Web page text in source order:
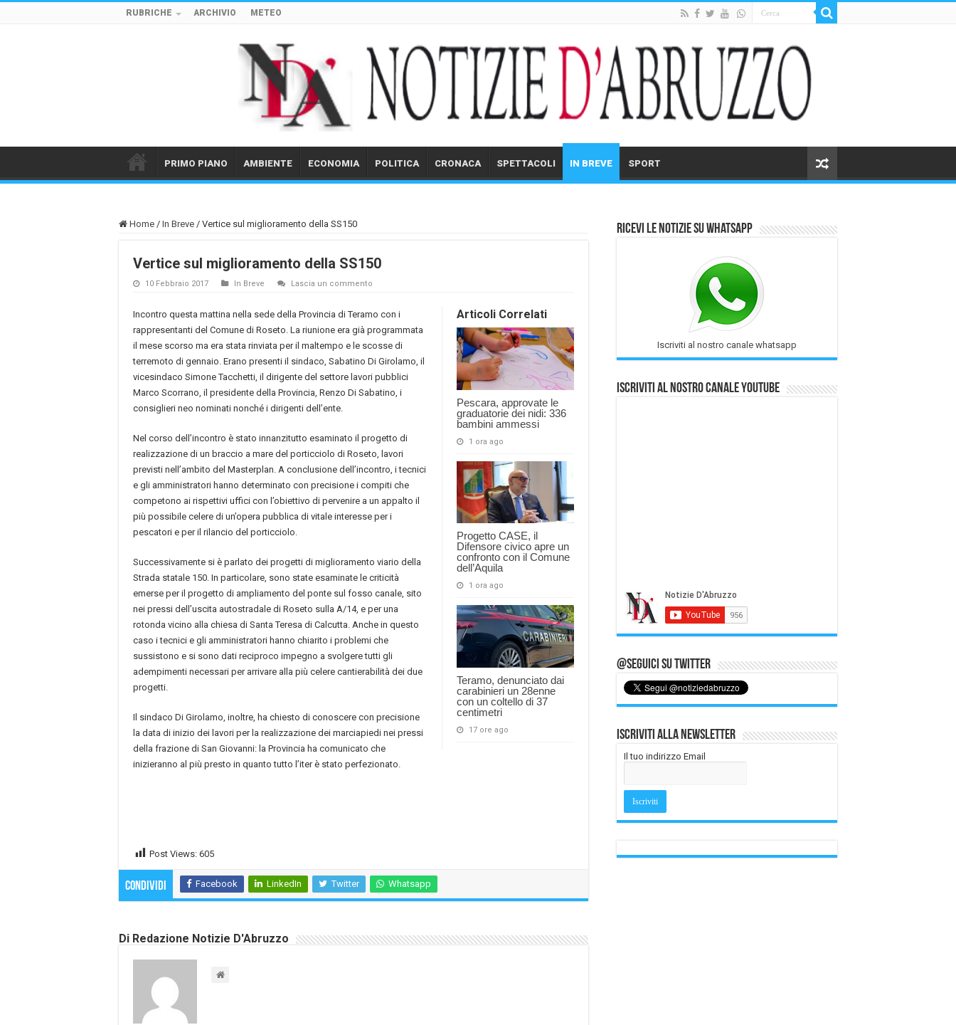
RUBRICHE ARCHIVIO METEO
PRIMO PIANO AMBIENTE ECONOMIA POLITICA CRONACA SPETTACOLI IN BREVE SPORT
Home / In Breve / Vertice sul miglioramento della SS150
Vertice sul miglioramento della SS150
10 Febbraio 2017 In Breve Lascia un commento
Articoli Correlati
Pescara, approvate le
graduatorie dei nidi: 336
bambini ammessi
1 ora ago
Progetto CASE, il
Difensore civico apre un
confronto con il Comune
dell’Aquila
1 ora ago
Teramo, denunciato dai
carabinieri un 28enne
con un coltello di 37
centimetri
17 ore ago
Incontro questa mattina nella sede della Provincia di Teramo con i
rappresentanti del Comune di Roseto. La riunione era già programmata
il mese scorso ma era stata rinviata per il maltempo e le scosse di
terremoto di gennaio. Erano presenti il sindaco, Sabatino Di Girolamo, il
vicesindaco Simone Tacchetti, il dirigente del settore lavori pubblici
Marco Scorrano, il presidente della Provincia, Renzo Di Sabatino, i
consiglieri neo nominati nonché i dirigenti dell’ente.
Nel corso dell’incontro è stato innanzitutto esaminato il progetto di
realizzazione di un braccio a mare del porticciolo di Roseto, lavori
previsti nell’ambito del Masterplan. A conclusione dell’incontro, i tecnici
e gli amministratori hanno determinato con precisione i compiti che
competono ai rispettivi uffici con l’obiettivo di pervenire a un appalto il
più possibile celere di un’opera pubblica di vitale interesse per i
pescatori e per il rilancio del porticciolo.
Successivamente si è parlato dei progetti di miglioramento viario della
Strada statale 150. In particolare, sono state esaminate le criticità
emerse per il progetto di ampliamento del ponte sul fosso canale, sito
nei pressi dell’uscita autostradale di Roseto sulla A/14, e per una
rotonda vicino alla chiesa di Santa Teresa di Calcutta. Anche in questo
caso i tecnici e gli amministratori hanno chiarito i problemi che
sussistono e si sono dati reciproco impegno a svolgere tutti gli
adempimenti necessari per arrivare alla più celere cantierabilità dei due
progetti.
Il sindaco Di Girolamo, inoltre, ha chiesto di conoscere con precisione
la data di inizio dei lavori per la realizzazione dei marciapiedi nei pressi
della frazione di San Giovanni: la Provincia ha comunicato che
inizieranno al più presto in quanto tutto l’iter è stato perfezionato.
Post Views: 605
Condividi Facebook LinkedIn Twitter Whatsapp
Di Redazione Notizie D'Abruzzo
Ricevi le notizie su Whatsapp
Iscriviti al nostro canale whatsapp
Iscriviti al nostro Canale Youtube
@Seguici su Twitter
Iscriviti alla Newsletter
Il tuo indirizzo Email